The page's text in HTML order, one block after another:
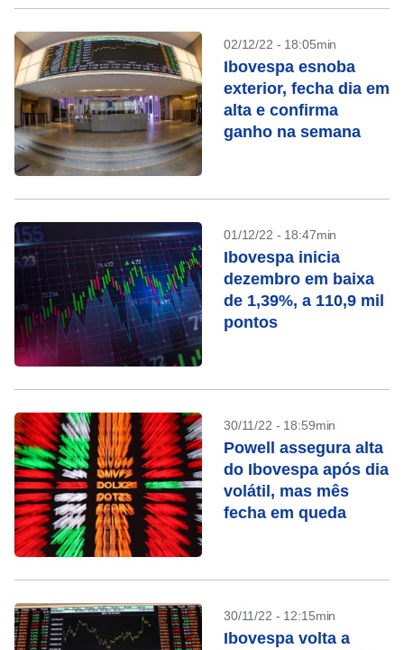
02/12/22 - 18:05min
Ibovespa esnoba
exterior, fecha dia em
alta e confirma
ganho na semana
01/12/22 - 18:47min
Ibovespa inicia
dezembro em baixa
de 1,39%, a 110,9 mil
pontos
30/11/22 - 18:59min
Powell assegura alta
do Ibovespa após dia
volátil, mas mês
fecha em queda
30/11/22 - 12:15min
Ibovespa volta a